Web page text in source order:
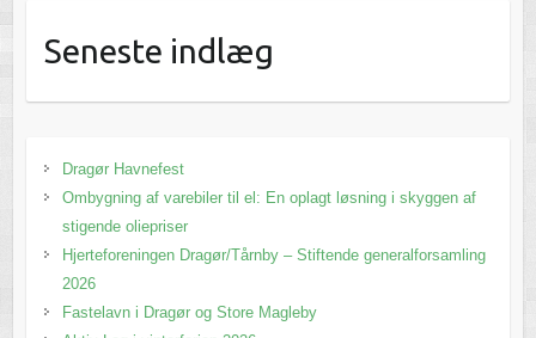
Seneste indlæg
Dragør Havnefest
Ombygning af varebiler til el: En oplagt løsning i skyggen af
stigende oliepriser
Hjerteforeningen Dragør/Tårnby – Stiftende generalforsamling
2026
Fastelavn i Dragør og Store Magleby